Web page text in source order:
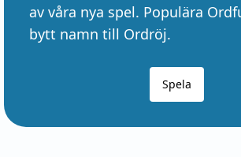
av våra nya spel. Populära
bytt namn till Ordröj.
Spela